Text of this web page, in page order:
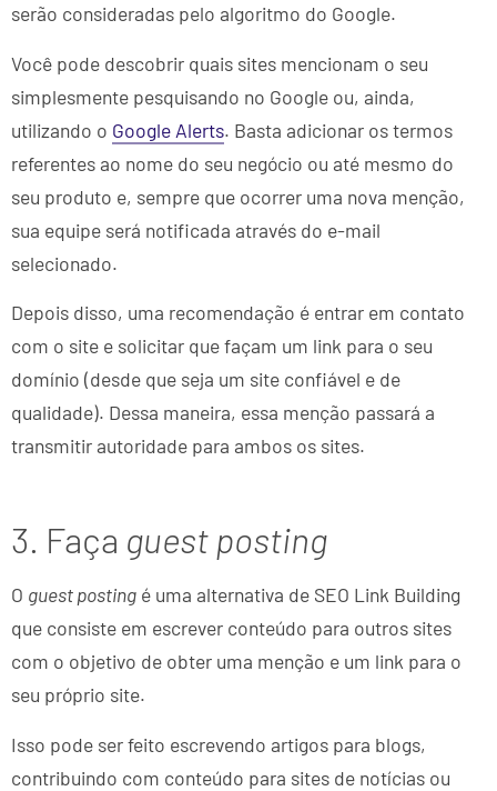
serão consideradas pelo algoritmo do Google.
Você pode descobrir quais sites mencionam o seu
simplesmente pesquisando no Google ou, ainda,
utilizando o Google Alerts. Basta adicionar os termos
referentes ao nome do seu negócio ou até mesmo do
seu produto e, sempre que ocorrer uma nova menção,
sua equipe será notificada através do e-mail
selecionado.
Depois disso, uma recomendação é entrar em contato
com o site e solicitar que façam um link para o seu
domínio (desde que seja um site confiável e de
qualidade). Dessa maneira, essa menção passará a
transmitir autoridade para ambos os sites.
3. Faça guest posting
O guest posting é uma alternativa de SEO Link Building
que consiste em escrever conteúdo para outros sites
com o objetivo de obter uma menção e um link para o
seu próprio site.
Isso pode ser feito escrevendo artigos para blogs,
contribuindo com conteúdo para sites de notícias ou